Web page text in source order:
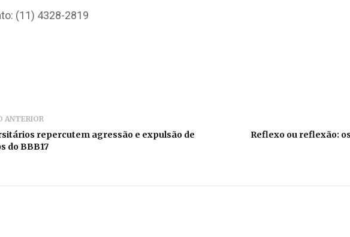
(11) 4328-2819
ANTERIOR
repercutem agressão e expulsão de
do BBB17
Reflexo ou reflexão: